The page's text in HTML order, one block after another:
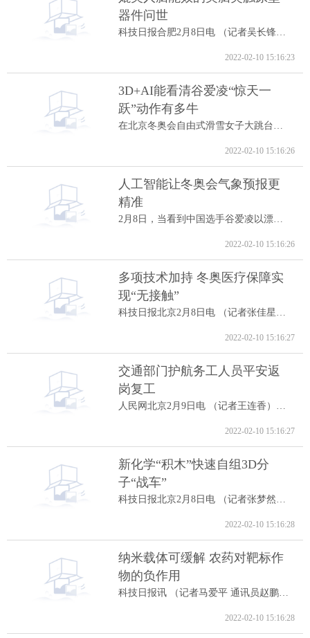
器件问世
科技日报合肥2月8日电 （记者吴长锋）8日...
2022-02-10 15:16:23
3D+AI能看清谷爱凌“惊天一
跃”动作有多牛
在北京冬奥会自由式滑雪女子大跳台决赛中...
2022-02-10 15:16:26
人工智能让冬奥会气象预报更
精准
2月8日，当看到中国选手谷爱凌以漂亮的高...
2022-02-10 15:16:26
多项技术加持 冬奥医疗保障实
现“无接触”
科技日报北京2月8日电 （记者张佳星）记...
2022-02-10 15:16:27
交通部门护航务工人员平安返
岗复工
人民网北京2月9日电 （记者王连香）记者...
2022-02-10 15:16:27
新化学“积木”快速自组3D分
子“战车”
科技日报北京2月8日电 （记者张梦然）据...
2022-02-10 15:16:28
纳米载体可缓解 农药对靶标作
物的负作用
科技日报讯 （记者马爱平 通讯员赵鹏跃...
2022-02-10 15:16:28